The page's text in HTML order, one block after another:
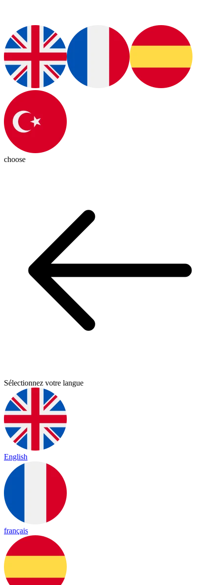
choose
Sélectionnez votre langue
English
français